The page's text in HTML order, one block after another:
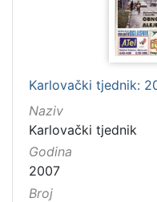
Karlovački tjednik:
Naziv
Karlovački tjednik
Godina
2007
Broj